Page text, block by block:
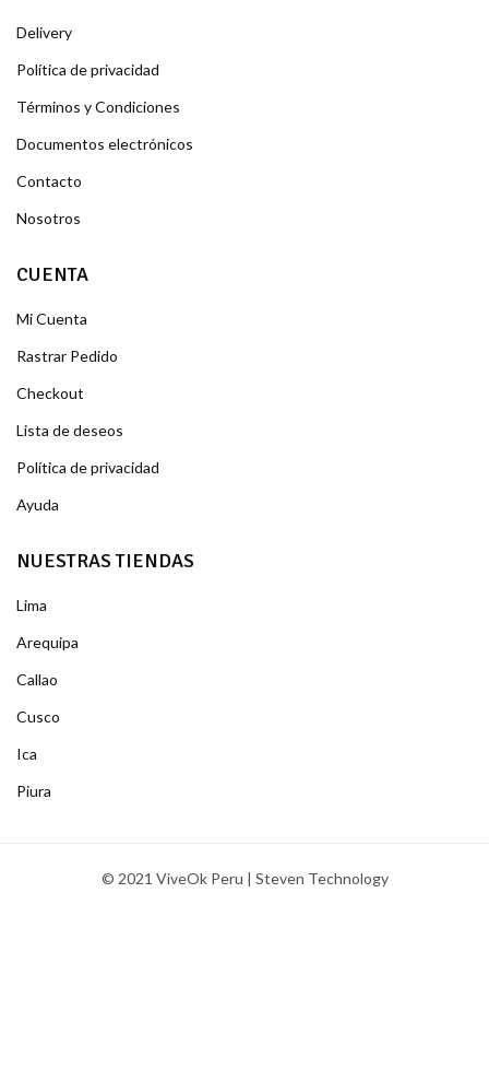
Delivery
Política de privacidad
Términos y Condiciones
Documentos electrónicos
Contacto
Nosotros
CUENTA
Mi Cuenta
Rastrar Pedido
Checkout
Lista de deseos
Política de privacidad
Ayuda
NUESTRAS TIENDAS
Lima
Arequipa
Callao
Cusco
Ica
Piura
© 2021 ViveOk Peru | Steven Technology